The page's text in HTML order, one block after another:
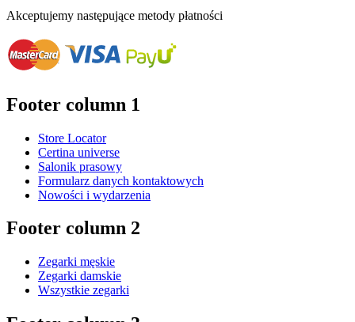
Akceptujemy następujące metody płatności
Footer column 1
Store Locator
Certina universe
Salonik prasowy
Formularz danych kontaktowych
Nowości i wydarzenia
Footer column 2
Zegarki męskie
Zegarki damskie
Wszystkie zegarki